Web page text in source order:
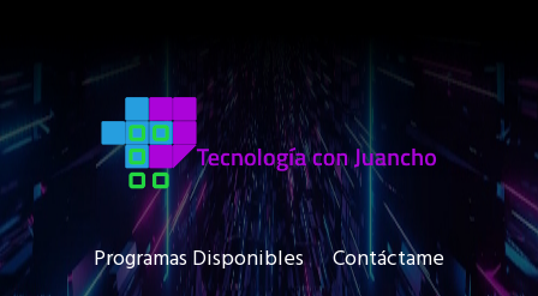
Programas Disponibles Contáctame